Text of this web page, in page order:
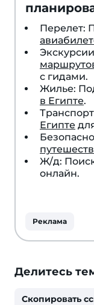
Перелет:
с гидами.
Жилье:
в Египте.
Египте
Ж/д:
онлайн.
Реклама
Делитесь
Скопировать